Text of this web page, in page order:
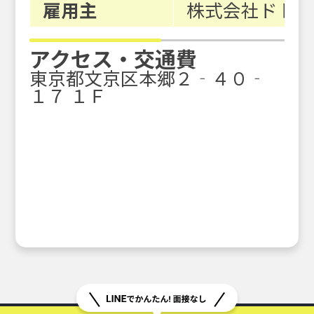
雇用主 株式会社ドト
アクセス・交通費
東京都文京区本郷２‐４０‐
１７ １Ｆ